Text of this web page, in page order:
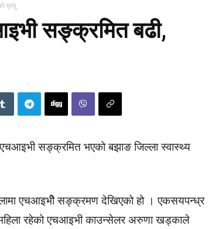
मृत्यु
सङ्क्रमित बढी,
सङ्क्रमित भएको बझाङ जिल्ला स्वास्थ्य
एचआइभीे सङ्क्रमण देखिएको हो । एकसयपन्ध्र
रहेको एचआइभी काउन्सेलर अरुणा खड्काले